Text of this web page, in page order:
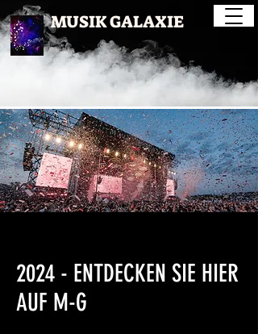
MUSIK GALAXIE
2024 - ENTDECKEN SIE HIER
AUF M-G